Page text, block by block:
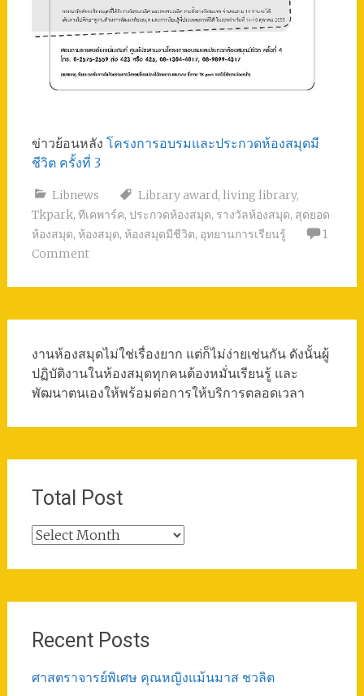
ข่าวย้อนหลัง โครงการอบรมและประกวดห้องสมุดมี
ชีวิต ครั้งที่ 3
Libnews Library award, living library,
Tkpark, ทีเคพาร์ค, ประกวดห้องสมุด, รางวัลห้องสมุด, สุดยอด
ห้องสมุด, ห้องสมุด, ห้องสมุดมีชีวิต, อุทยานการเรียนรู้
1
Comment
งานห้องสมุดไม่ใช่เรื่องยาก แต่ก็ไม่ง่ายเช่นกัน ดังนั้นผู้
ปฏิบัติงานในห้องสมุดทุกคนต้องหมั่นเรียนรู้ และ
พัฒนาตนเองให้พร้อมต่อการให้บริการตลอดเวลา
Total Post
Total
Recent Posts
ศาสตราจารย์พิเศษ คุณหญิงแม้นมาส ชวลิต